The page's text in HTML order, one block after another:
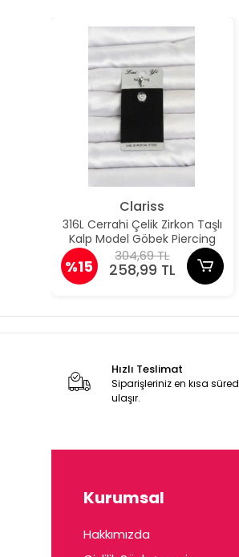
Clariss
316L Cerrahi Çelik Zirkon Taşlı
Kalp Model Göbek Piercing
%15
304,69 TL
258,99 TL
Hızlı Teslimat
Siparişleriniz en kısa
ulaşır.
Kurumsal
Hakkımızda